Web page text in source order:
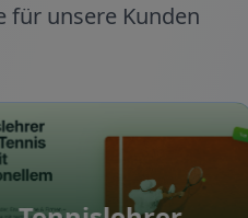
für unsere Kunden